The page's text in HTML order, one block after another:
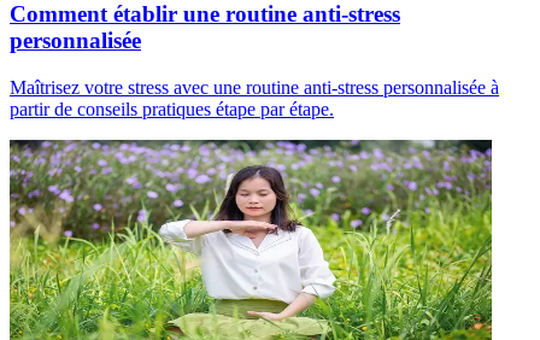
Comment établir une routine anti-stress
personnalisée
Maîtrisez votre stress avec une routine anti-stress personnalisée à
partir de conseils pratiques étape par étape.